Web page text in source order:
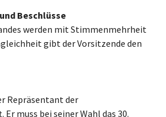
Beschlüsse
werden mit Stimmenmehrheit
gibt der Vorsitzende den
Repräsentant der
muss bei seiner Wahl das 30.